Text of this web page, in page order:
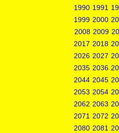
1990 1991
1999 2000
2008 2009
2017 2018
2026 2027
2035 2036
2044 2045
2053 2054
2062 2063
2071 2072
2080 2081